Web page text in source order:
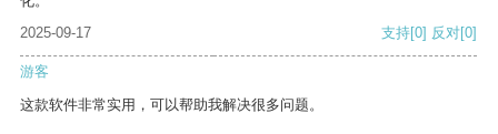
2025-09-17
支持[0] 反对[0]
游客
这款软件非常实用，可以帮助我解决很多问题。